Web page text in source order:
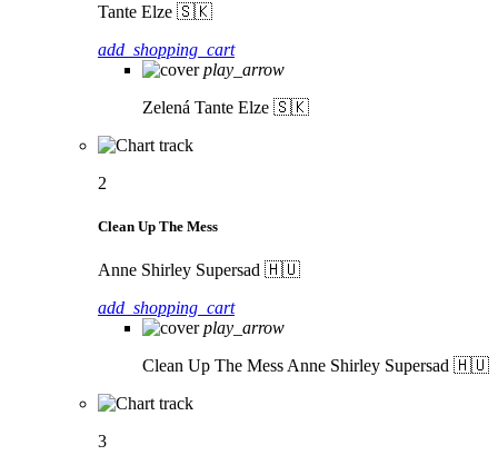
Tante Elze 🇸🇰
add_shopping_cart
play_arrow
Zelená Tante Elze 🇸🇰
2
Clean Up The Mess
Anne Shirley Supersad 🇭🇺
add_shopping_cart
play_arrow
Clean Up The Mess Anne Shirley Supersad 🇭🇺
3